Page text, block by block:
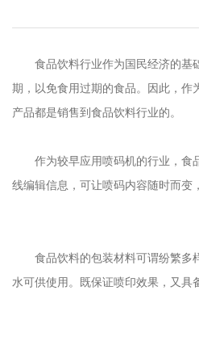
食品饮料行业作为国民经济的基础
期，以免食用过期的食品。因此，作
产品都是销售到食品饮料行业的。
作为较早应用喷码机的行业，食品
线编辑信息，可让喷码内容随时而变
食品饮料的包装材料可谓纷繁多样
水可供使用。既保证喷印效果，又具